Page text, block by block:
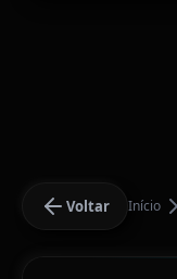
Voltar Início